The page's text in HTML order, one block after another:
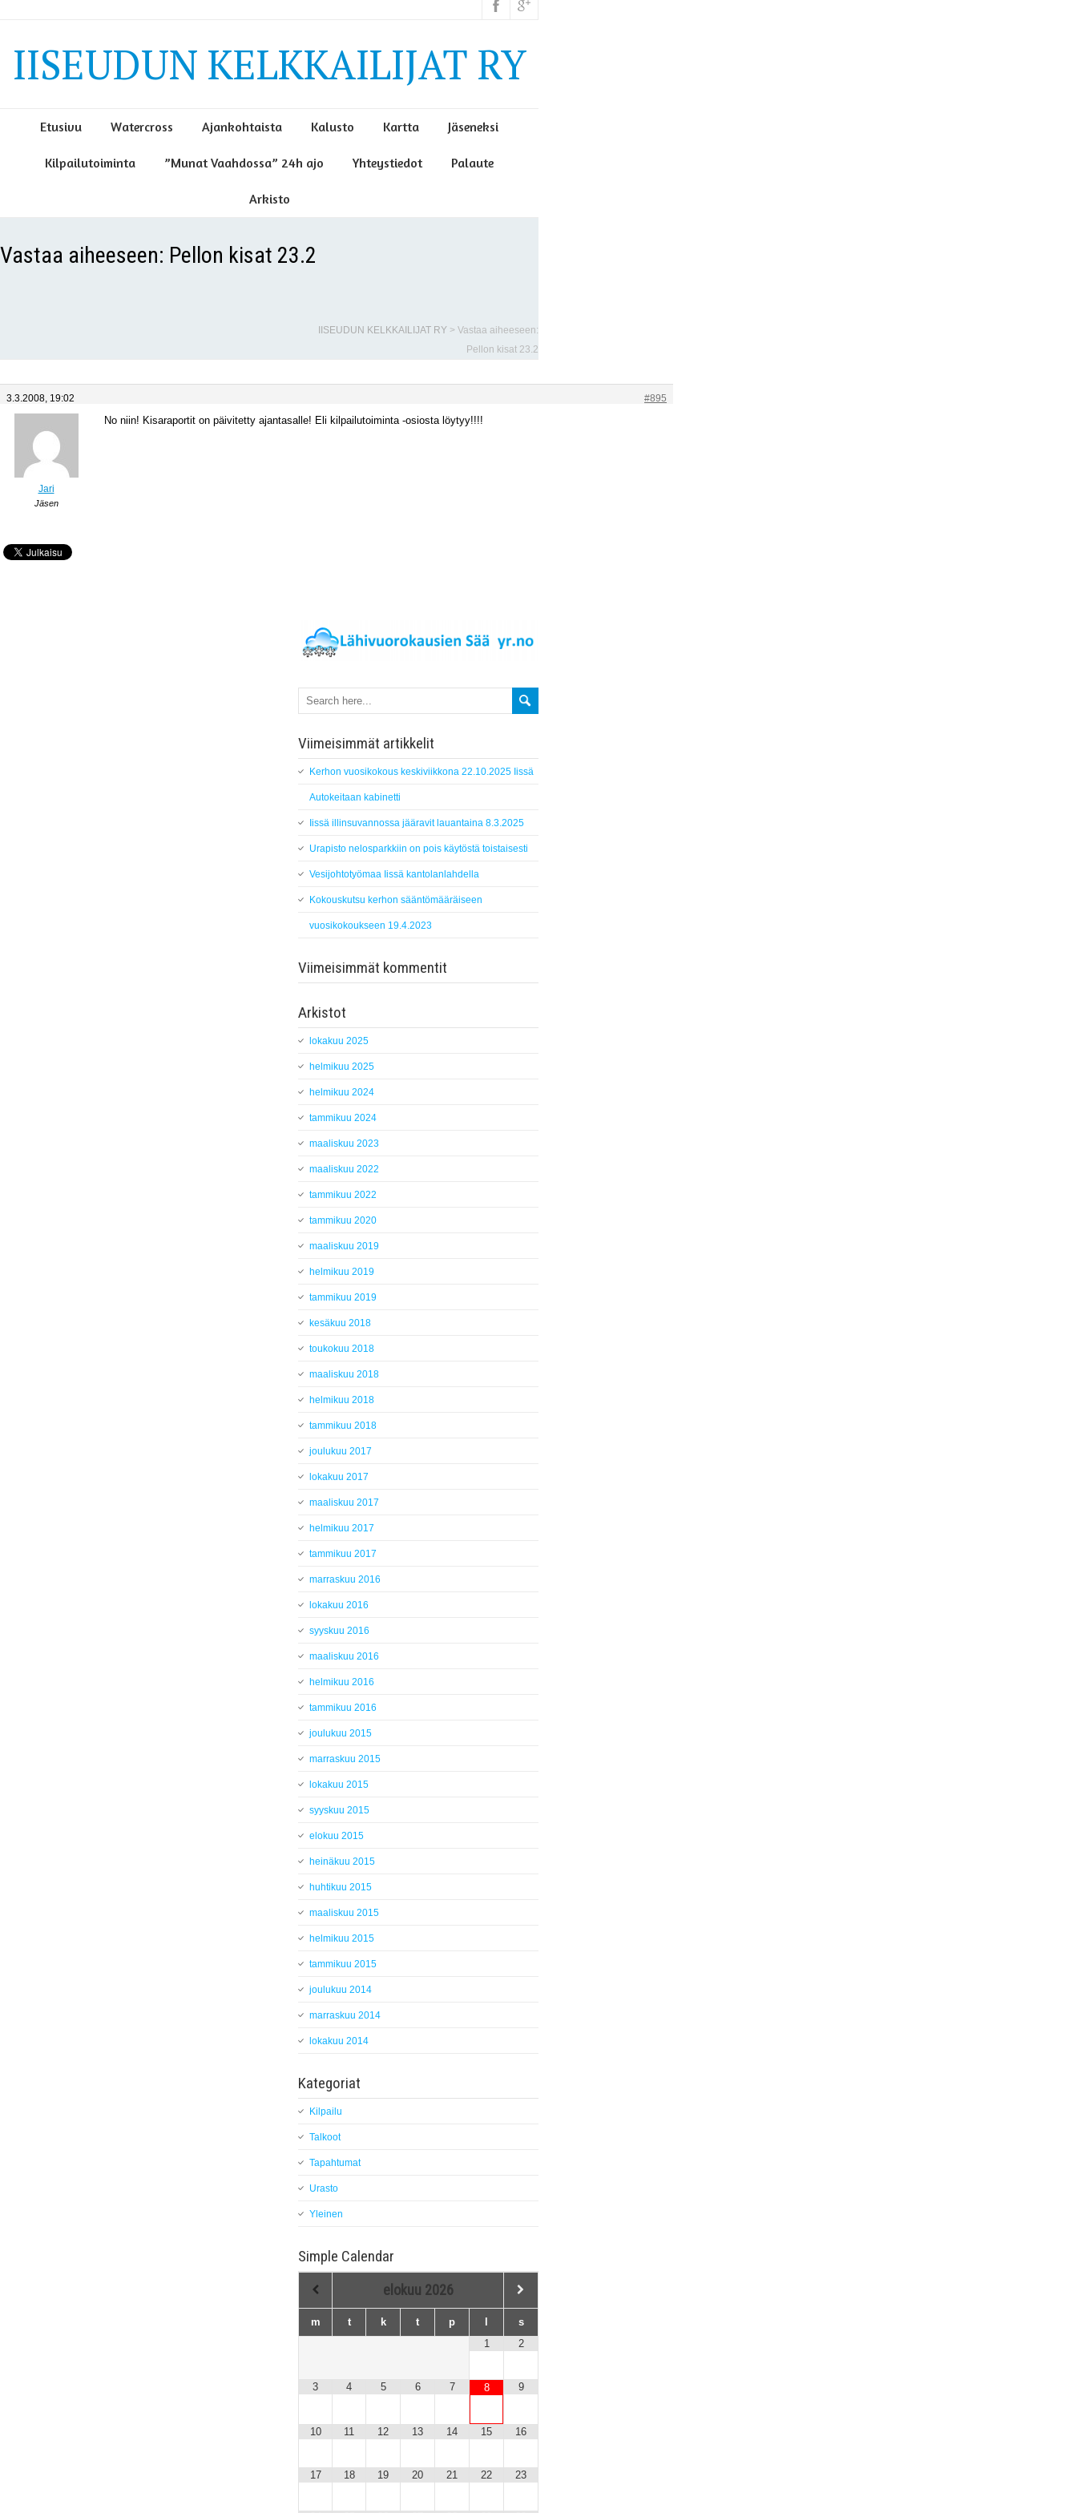
IISEUDUN KELKKAILIJAT RY
Etusivu Watercross Ajankohtaista Kalusto Kartta Jäseneksi
Kilpailutoiminta ”Munat Vaahdossa” 24h ajo Yhteystiedot Palaute
Arkisto
Vastaa aiheeseen: Pellon kisat 23.2
IISEUDUN KELKKAILIJAT RY > Vastaa aiheeseen:
Pellon kisat 23.2
3.3.2008, 19:02 #895
Jari
Jäsen
No niin! Kisaraportit on päivitetty ajantasalle! Eli kilpailutoiminta -osiosta löytyy!!!!
Viimeisimmät artikkelit
Kerhon vuosikokous keskiviikkona 22.10.2025 Iissä
Autokeitaan kabinetti
Iissä illinsuvannossa jääravit lauantaina 8.3.2025
Urapisto nelosparkkiin on pois käytöstä toistaisesti
Vesijohtotyömaa Iissä kantolanlahdella
Kokouskutsu kerhon sääntömääräiseen
vuosikokoukseen 19.4.2023
Viimeisimmät kommentit
Arkistot
lokakuu 2025
helmikuu 2025
helmikuu 2024
tammikuu 2024
maaliskuu 2023
maaliskuu 2022
tammikuu 2022
tammikuu 2020
maaliskuu 2019
helmikuu 2019
tammikuu 2019
kesäkuu 2018
toukokuu 2018
maaliskuu 2018
helmikuu 2018
tammikuu 2018
joulukuu 2017
lokakuu 2017
maaliskuu 2017
helmikuu 2017
tammikuu 2017
marraskuu 2016
lokakuu 2016
syyskuu 2016
maaliskuu 2016
helmikuu 2016
tammikuu 2016
joulukuu 2015
marraskuu 2015
lokakuu 2015
syyskuu 2015
elokuu 2015
heinäkuu 2015
huhtikuu 2015
maaliskuu 2015
helmikuu 2015
tammikuu 2015
joulukuu 2014
marraskuu 2014
lokakuu 2014
Kategoriat
Kilpailu
Talkoot
Tapahtumat
Urasto
Yleinen
Simple Calendar
elokuu 2026
m t k t p
s
1
2
3 4 5 6 7 8 9
10 11 12 13 14 15 16
17 18 19 20 21 22 23